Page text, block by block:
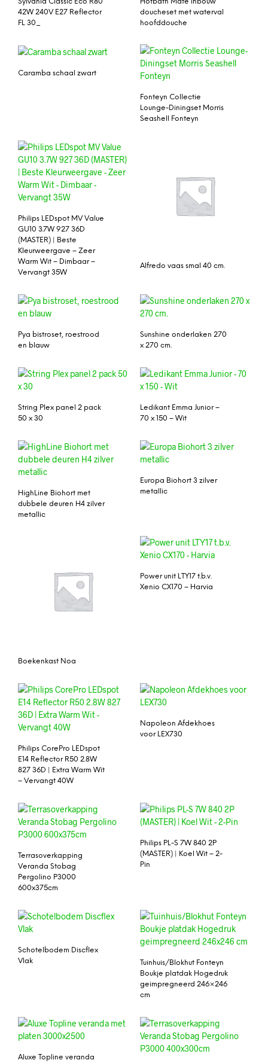
42W 240V E27 Reflector
FL 30_
doucheset met waterval
hoofddouche
Caramba schaal zwart
Fonteyn Collectie
Lounge-Diningset Morris
Seashell Fonteyn
Philips LEDspot MV Value
GU10 3.7W 927 36D
(MASTER) | Beste
Kleurweergave – Zeer
Warm Wit – Dimbaar –
Vervangt 35W
Alfredo vaas smal 40 cm.
Pya bistroset, roestrood
en blauw
Sunshine onderlaken 270
x 270 cm.
String Plex panel 2 pack
50 x 30
Ledikant Emma Junior –
70 x 150 – Wit
HighLine Biohort met
dubbele deuren H4 zilver
metallic
Europa Biohort 3 zilver
metallic
Boekenkast Noa
Power unit LTY17 t.b.v.
Xenio CX170 – Harvia
Philips CorePro LEDspot
E14 Reflector R50 2.8W
827 36D | Extra Warm Wit
– Vervangt 40W
Napoleon Afdekhoes
voor LEX730
Terrasoverkapping
Veranda Stobag
Pergolino P3000
600x375cm
Philips PL-S 7W 840 2P
(MASTER) | Koel Wit – 2-
Pin
Schotelbodem Discflex
Vlak
Tuinhuis/Blokhut Fonteyn
Boukje platdak Hogedruk
geimpregneerd 246×246
cm
Aluxe Topline veranda